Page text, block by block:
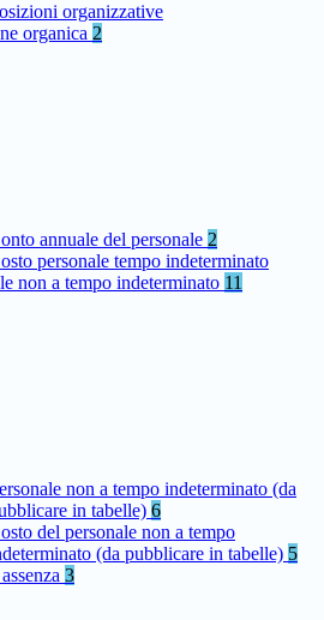
organizzative
organica 2
annuale del personale 2
personale tempo indeterminato
non a tempo indeterminato 11
non a tempo indeterminato (da
in tabelle) 6
del personale non a tempo
(da pubblicare in tabelle) 5
3